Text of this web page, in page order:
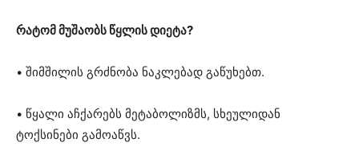
რატომ მუშაობს წყლის დიეტა?
• შიმშილის გრძნობა ნაკლებად გაწუხებთ.
• წყალი აჩქარებს მეტაბოლიზმს, სხეულიდან
ტოქსინები გამოაწვს.